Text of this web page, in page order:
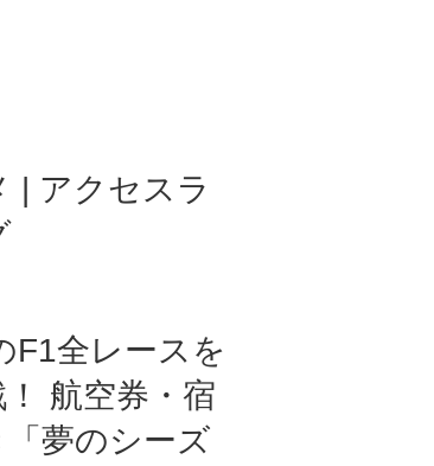
| アクセスラ
F1全レースを
航空券・宿
夢のシーズ